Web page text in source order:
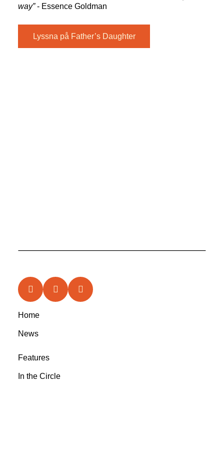
way”- Essence Goldman
Lyssna på Father’s Daughter
Home
News
Features
In the Circle